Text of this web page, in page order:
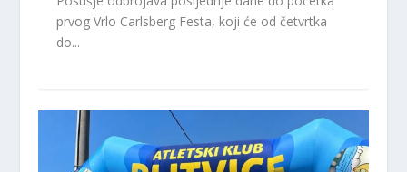
prvog Vrlo Carlsberg Festa, koji će od četvrtka
do...